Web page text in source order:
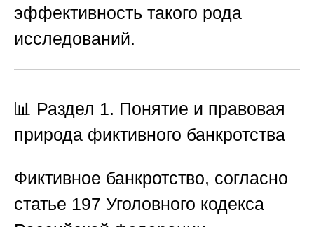
эффективность такого рода
исследований.
📊 Раздел 1. Понятие и правовая
природа фиктивного банкротства
Фиктивное банкротство, согласно
статье 197 Уголовного кодекса